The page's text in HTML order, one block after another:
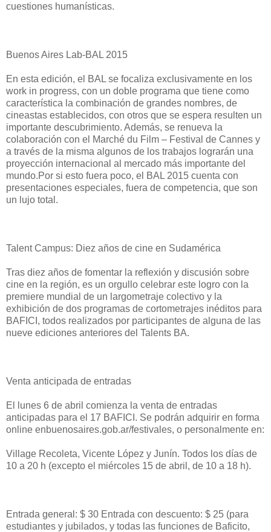
cuestiones humanísticas.
Buenos Aires Lab-BAL 2015
En esta edición, el BAL se focaliza exclusivamente en los
work in progress, con un doble programa que tiene como
característica la combinación de grandes nombres, de
cineastas establecidos, con otros que se espera resulten un
importante descubrimiento. Además, se renueva la
colaboración con el Marché du Film – Festival de Cannes y
a través de la misma algunos de los trabajos lograrán una
proyección internacional al mercado más importante del
mundo.Por si esto fuera poco, el BAL 2015 cuenta con
presentaciones especiales, fuera de competencia, que son
un lujo total.
Talent Campus: Diez años de cine en Sudamérica
Tras diez años de fomentar la reflexión y discusión sobre
cine en la región, es un orgullo celebrar este logro con la
premiere mundial de un largometraje colectivo y la
exhibición de dos programas de cortometrajes inéditos para
BAFICI, todos realizados por participantes de alguna de las
nueve ediciones anteriores del Talents BA.
Venta anticipada de entradas
El lunes 6 de abril comienza la venta de entradas
anticipadas para el 17 BAFICI. Se podrán adquirir en forma
online enbuenosaires.gob.ar/festivales, o personalmente en:
Village Recoleta, Vicente López y Junín. Todos los días de
10 a 20 h (excepto el miércoles 15 de abril, de 10 a 18 h).
Entrada general: $ 30 Entrada con descuento: $ 25 (para
estudiantes y jubilados, y todas las funciones de Baficito,